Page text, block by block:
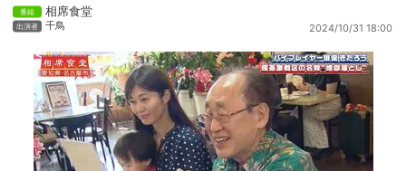
相席食堂
千鳥 2024/10/31 18:00